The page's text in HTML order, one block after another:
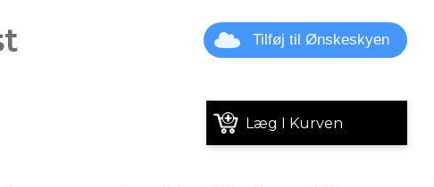
Tilføj til Ønskeskyen
Læg I Kurven